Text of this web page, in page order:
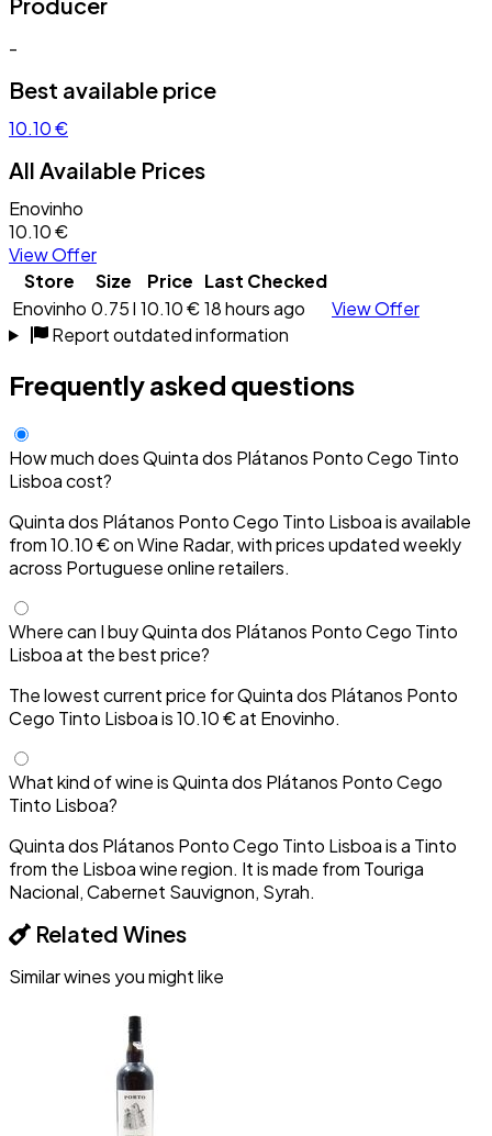
-
Best available price
10.10 €
All Available Prices
Enovinho
10.10 €
View Offer
Store
Size Price Last Checked
Enovinho 0.75 l 10.10 €18 hours ago
View Offer
Report outdated information
Frequently asked questions
How much does Quinta dos Plátanos Ponto Cego Tinto
Lisboa cost?
Quinta dos Plátanos Ponto Cego Tinto Lisboa is available
from 10.10 € on Wine Radar, with prices updated weekly
across Portuguese online retailers.
Where can I buy Quinta dos Plátanos Ponto Cego Tinto
Lisboa at the best price?
The lowest current price for Quinta dos Plátanos Ponto
Cego Tinto Lisboa is 10.10 € at Enovinho.
What kind of wine is Quinta dos Plátanos Ponto Cego
Tinto Lisboa?
Quinta dos Plátanos Ponto Cego Tinto Lisboa is a Tinto
from the Lisboa wine region. It is made from Touriga
Nacional, Cabernet Sauvignon, Syrah.
Related Wines
Similar wines you might like